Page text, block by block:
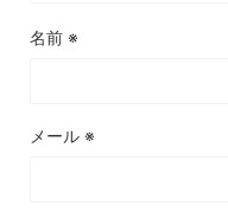
名前 ※
メール ※